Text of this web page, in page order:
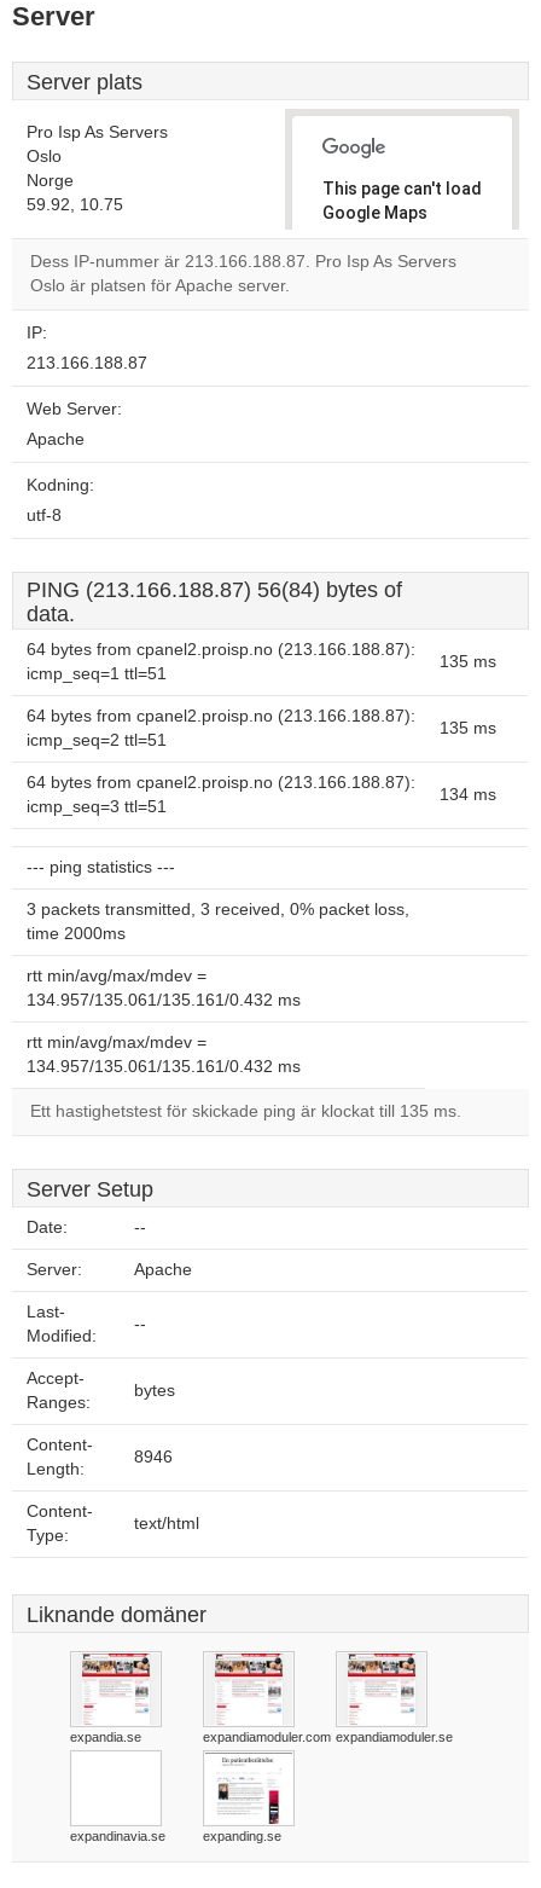
Server
Server plats
Pro Isp As Servers
Oslo
Norge
59.92, 10.75
This page can't load
Google Maps
correctly.
own this
OK
Dess IP-nummer är 213.166.188.87. Pro Isp As Servers
Oslo är platsen för Apache server.
IP:
213.166.188.87
Web Server:
Apache
Kodning:
utf-8
PING (213.166.188.87) 56(84) bytes of
data.
64 bytes from cpanel2.proisp.no (213.166.188.87):
icmp_seq=1 ttl=51
135 ms
64 bytes from cpanel2.proisp.no (213.166.188.87):
icmp_seq=2 ttl=51
135 ms
64 bytes from cpanel2.proisp.no (213.166.188.87):
icmp_seq=3 ttl=51
134 ms
--- ping statistics ---
3 packets transmitted, 3 received, 0% packet loss,
time 2000ms
rtt min/avg/max/mdev =
134.957/135.061/135.161/0.432 ms
rtt min/avg/max/mdev =
134.957/135.061/135.161/0.432 ms
Ett hastighetstest för skickade ping är klockat till 135 ms.
Server Setup
Date: --
Server: Apache
Last-
Modified:
--
Accept-
Ranges:
bytes
Content-
Length:
8946
Content-
Type:
text/html
Liknande domäner
expandia.se expandiamoduler.com expandiamoduler.se
expandinavia.se expanding.se